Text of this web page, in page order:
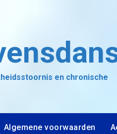
en chronische
Algemene voorwaarden